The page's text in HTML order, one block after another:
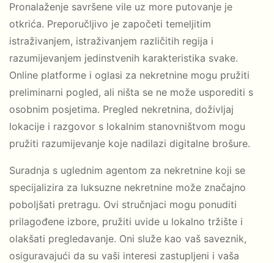
Pronalaženje savršene vile uz more putovanje je
otkrića. Preporučljivo je započeti temeljitim
istraživanjem, istraživanjem različitih regija i
razumijevanjem jedinstvenih karakteristika svake.
Online platforme i oglasi za nekretnine mogu pružiti
preliminarni pogled, ali ništa se ne može usporediti s
osobnim posjetima. Pregled nekretnina, doživljaj
lokacije i razgovor s lokalnim stanovništvom mogu
pružiti razumijevanje koje nadilazi digitalne brošure.
Suradnja s uglednim agentom za nekretnine koji se
specijalizira za luksuzne nekretnine može značajno
poboljšati pretragu. Ovi stručnjaci mogu ponuditi
prilagođene izbore, pružiti uvide u lokalno tržište i
olakšati pregledavanje. Oni služe kao vaš saveznik,
osiguravajući da su vaši interesi zastupljeni i vaša